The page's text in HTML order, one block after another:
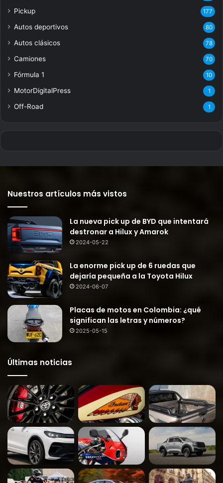
Pickup 177
Autos deportivos 80
Autos clásicos 78
Camiones 70
Fórmula 1 10
MotorDigitalPress 1
Off-Road 1
Nuestros artículos más vistos
La nueva pick up de BYD que intentará
destronar a Hilux y Amarok
2024-05-22
La enorme pick up de 6 ruedas que
dejaría pequeña a la Toyota Hilux
2024-06-07
Placas de motos en Colombia: ¿qué
significan las letras y números?
2025-05-15
Últimas noticias